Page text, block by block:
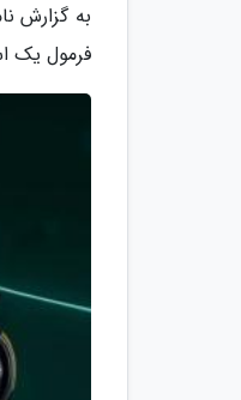
به گزارش
فرمول یک